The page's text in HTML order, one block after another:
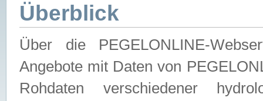
Überblick
Über die PEGELONLINE-
Angebote mit Daten von
Rohdaten verschiedener